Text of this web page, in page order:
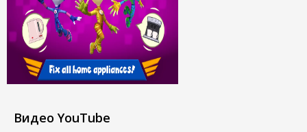
Видео YouTube